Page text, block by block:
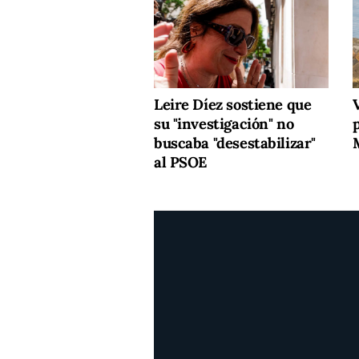
Leire Díez sostiene que
su "investigación" no
buscaba "desestabilizar"
al PSOE